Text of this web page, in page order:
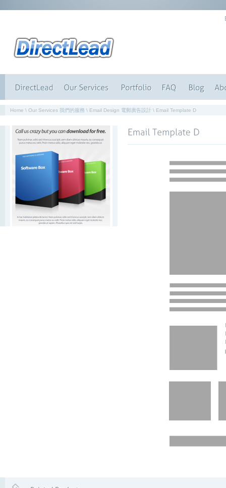
Home \ Our Services 我們的服務 \ Email Design 電郵廣告設計 \ Email Template D